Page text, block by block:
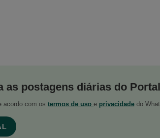
as postagens diárias do
acordo com os termos de uso e privacidade do